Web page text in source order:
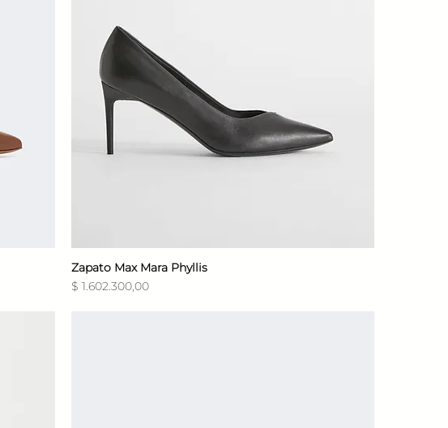
Vista rápida
Zapato Max Mara Phyllis
Precio
$ 1.602.300,00